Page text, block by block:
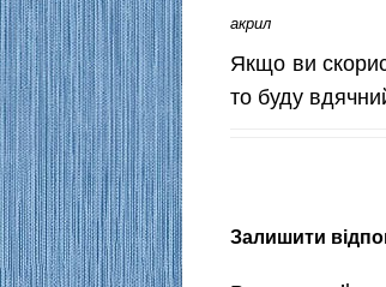
акрил
Якщо ви
то буду
Залишити